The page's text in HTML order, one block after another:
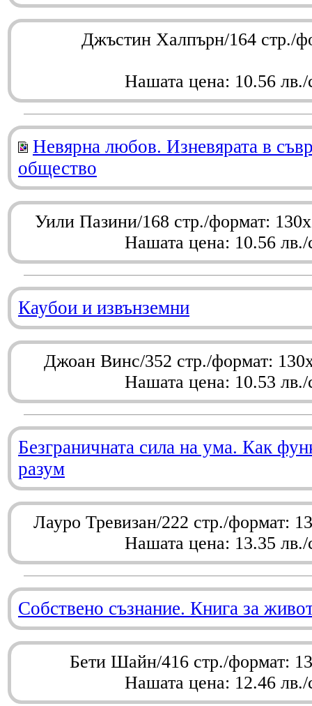
Джъстин Халпърн/164 стр./
Нашата цена: 10.56 лв./
Невярна любов. Изневярата в
общество
Уили Пазини/168 стр./формат:
Нашата цена: 10.56 лв./
Каубои и извънземни
Джоан Винс/352 стр./формат:
Нашата цена: 10.53 лв./
Безграничната сила на ума. Как
разум
Лауро Тревизан/222 стр./формат:
Нашата цена: 13.35 лв./
Собствено съзнание. Книга за
Бети Шайн/416 стр./формат:
Нашата цена: 12.46 лв./